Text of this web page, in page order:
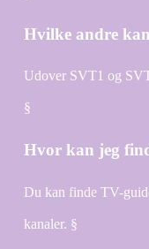
Hvilke andre
Udover SVT1 og
§
Hvor kan jeg
Du kan finde TV-
kanaler. §